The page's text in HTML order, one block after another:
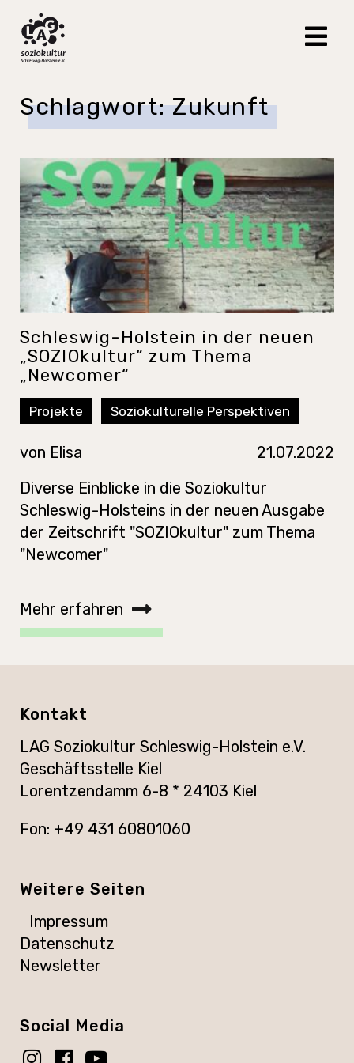
Schlagwort:Zukunft
Schleswig-Holstein in der neuen
„SOZIOkultur“ zum Thema
„Newcomer“
Projekte Soziokulturelle Perspektiven
21.07.2022
von Elisa
Diverse Einblicke in die Soziokultur
Schleswig-Holsteins in der neuen Ausgabe
der Zeitschrift "SOZIOkultur" zum Thema
"Newcomer"
Mehr erfahren
Kontakt
LAG Soziokultur Schleswig-Holstein e.V.
Geschäftsstelle Kiel
Lorentzendamm 6-8 * 24103 Kiel
Fon: +49 431 60801060
Weitere Seiten
Impressum
Datenschutz
Newsletter
Social Media